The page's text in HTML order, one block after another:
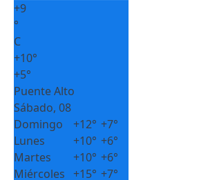
+9
°
C
+10°
+5°
Puente Alto
Sábado, 08
Domingo
+12° +7°
Lunes
+10° +6°
Martes
+10° +6°
Miércoles +15° +7°